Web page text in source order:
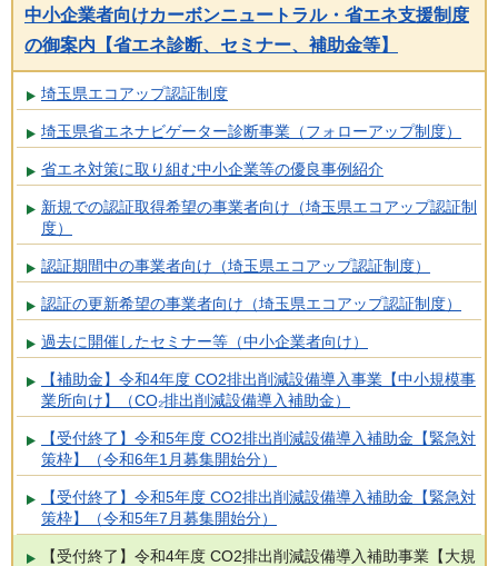
中小企業者向けカーボンニュートラル・省エネ支援制度
の御案内【省エネ診断、セミナー、補助金等】
埼玉県エコアップ認証制度
埼玉県省エネナビゲーター診断事業（フォローアップ制度）
省エネ対策に取り組む中小企業等の優良事例紹介
新規での認証取得希望の事業者向け（埼玉県エコアップ認証制
度）
認証期間中の事業者向け（埼玉県エコアップ認証制度）
認証の更新希望の事業者向け（埼玉県エコアップ認証制度）
過去に開催したセミナー等（中小企業者向け）
【補助金】令和4年度 CO2排出削減設備導入事業【中小規模事
業所向け】（CO₂排出削減設備導入補助金）
【受付終了】令和5年度 CO2排出削減設備導入補助金【緊急対
策枠】（令和6年1月募集開始分）
【受付終了】令和5年度 CO2排出削減設備導入補助金【緊急対
策枠】（令和5年7月募集開始分）
【受付終了】令和4年度 CO2排出削減設備導入補助事業【大規